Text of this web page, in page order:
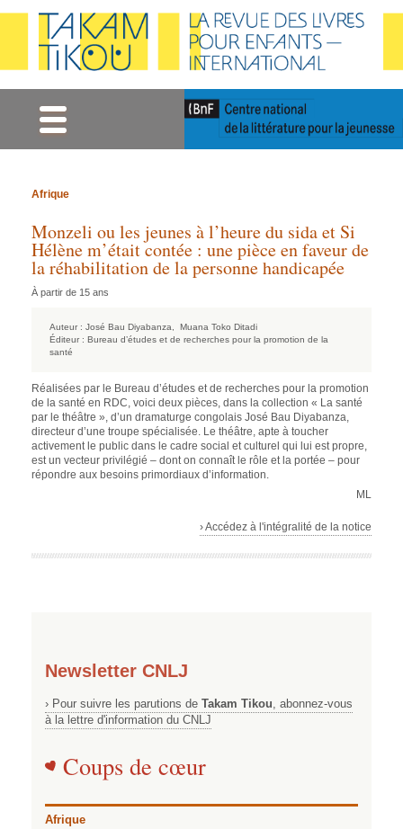
Afrique
Monzeli ou les jeunes à l’heure du sida et Si
Hélène m’était contée : une pièce en faveur de
la réhabilitation de la personne handicapée
À partir de 15 ans
Auteur : José Bau Diyabanza,
Muana Toko Ditadi
Éditeur : Bureau d’études et de recherches pour la promotion de la
santé
Réalisées par le Bureau d’études et de recherches pour la promotion
de la santé en RDC, voici deux pièces, dans la collection « La santé
par le théâtre », d’un dramaturge congolais José Bau Diyabanza,
directeur d’une troupe spécialisée. Le théâtre, apte à toucher
activement le public dans le cadre social et culturel qui lui est propre,
est un vecteur privilégié – dont on connaît le rôle et la portée – pour
répondre aux besoins primordiaux d’information.
ML
› Accédez à l'intégralité de la notice
Newsletter CNLJ
› Pour suivre les parutions de Takam Tikou, abonnez-vous
à la lettre d'information du CNLJ
Coups de cœur
Afrique